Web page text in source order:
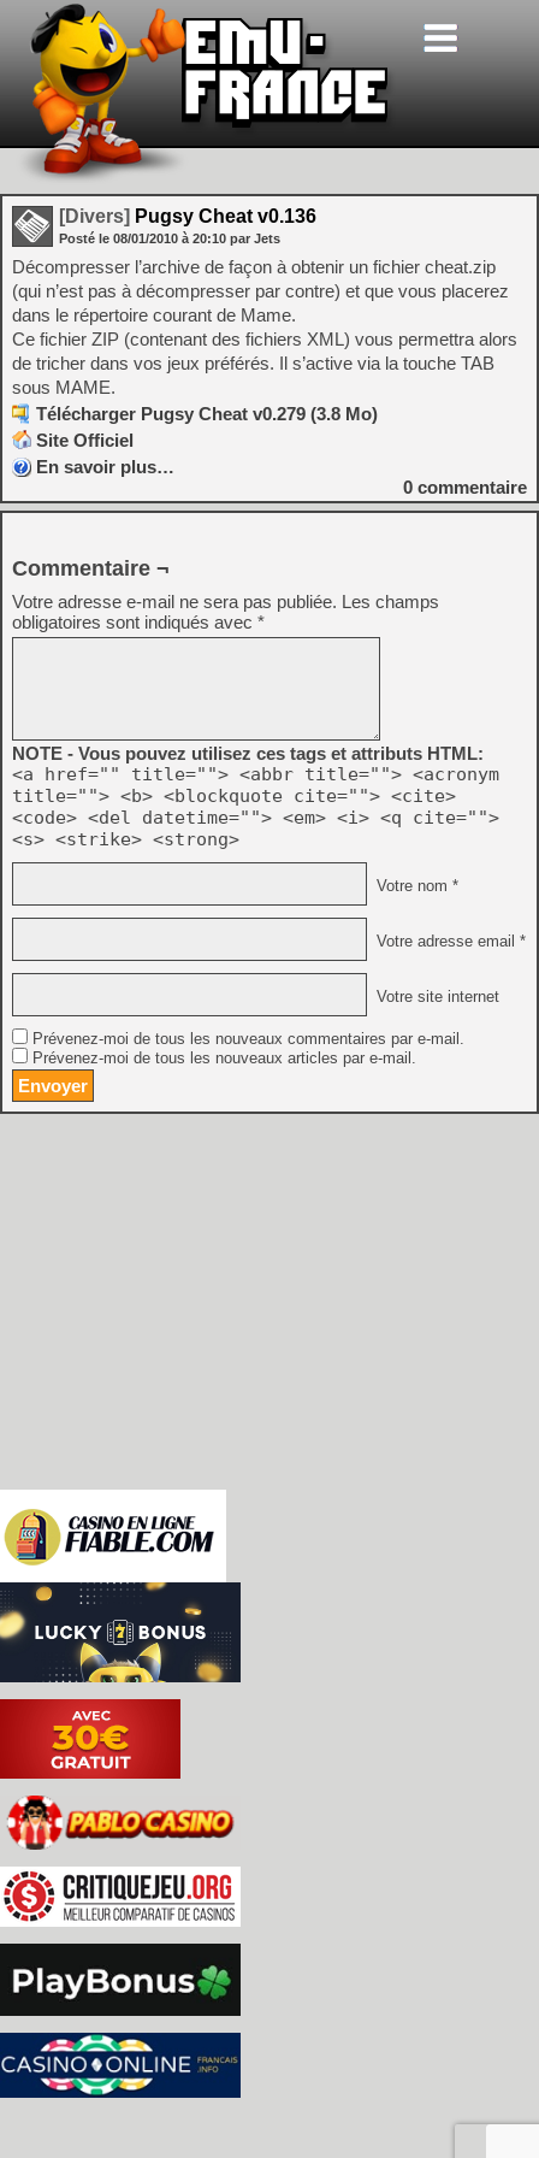
[Divers] Pugsy Cheat v0.136
Posté le 08/01/2010 à 20:10 par Jets
Décompresser l’archive de façon à obtenir un fichier cheat.zip
(qui n’est pas à décompresser par contre) et que vous placerez
dans le répertoire courant de Mame.
Ce fichier ZIP (contenant des fichiers XML) vous permettra alors
de tricher dans vos jeux préférés. Il s’active via la touche TAB
sous MAME.
Télécharger Pugsy Cheat v0.279 (3.8 Mo)
Site Officiel
En savoir plus…
0 commentaire
Commentaire ¬
Votre adresse e-mail ne sera pas publiée. Les champs
obligatoires sont indiqués avec *
NOTE - Vous pouvez utilisez ces tags et attributs HTML:
<a href="" title=""> <abbr title=""> <acronym
title=""> <b> <blockquote cite=""> <cite>
<code> <del datetime=""> <em> <i> <q cite="">
<s> <strike> <strong>
Votre nom *
Votre adresse email *
Votre site internet
Prévenez-moi de tous les nouveaux commentaires par e-mail.
Prévenez-moi de tous les nouveaux articles par e-mail.